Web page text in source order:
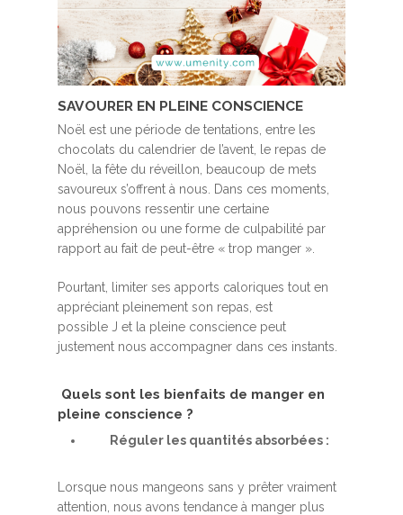
SAVOURER EN PLEINE CONSCIENCE
Noël est une période de tentations, entre les
chocolats du calendrier de l’avent, le repas de
Noël, la fête du réveillon, beaucoup de mets
savoureux s’offrent à nous. Dans ces moments,
nous pouvons ressentir une certaine
appréhension ou une forme de culpabilité par
rapport au fait de peut-être « trop manger ».
Pourtant, limiter ses apports caloriques tout en
appréciant pleinement son repas, est
possible J et la pleine conscience peut
justement nous accompagner dans ces instants.
Quels sont les bienfaits de manger en
pleine conscience ?
Réguler les quantités absorbées :
Lorsque nous mangeons sans y prêter vraiment
attention, nous avons tendance à manger plus